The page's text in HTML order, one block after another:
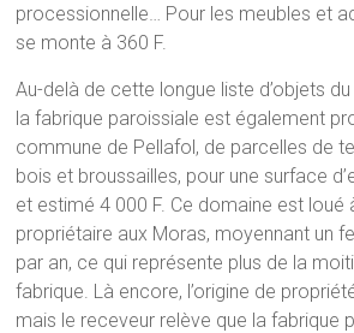
processionnelle… Pour les meubles et
se monte à 360 F.
Au-delà de cette longue liste d’objets
la fabrique paroissiale est également
commune de Pellafol, de parcelles de
bois et broussailles, pour une surface
et estimé 4 000 F. Ce domaine est loué
propriétaire aux Moras, moyennant un
par an, ce qui représente plus de la
fabrique. Là encore, l’origine de
mais le receveur relève que la fabrique